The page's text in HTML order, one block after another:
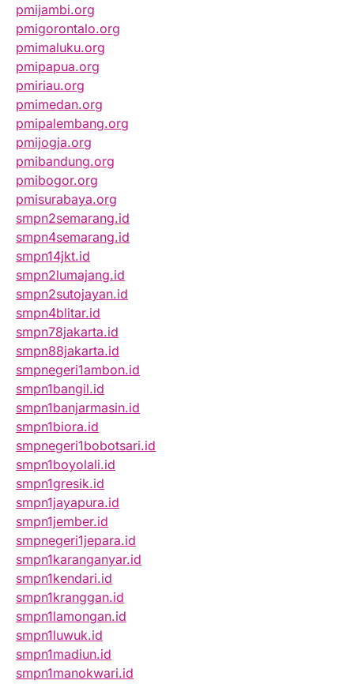
pmijambi.org
pmigorontalo.org
pmimaluku.org
pmipapua.org
pmiriau.org
pmimedan.org
pmipalembang.org
pmijogja.org
pmibandung.org
pmibogor.org
pmisurabaya.org
smpn2semarang.id
smpn4semarang.id
smpn14jkt.id
smpn2lumajang.id
smpn2sutojayan.id
smpn4blitar.id
smpn78jakarta.id
smpn88jakarta.id
smpnegeri1ambon.id
smpn1bangil.id
smpn1banjarmasin.id
smpn1biora.id
smpnegeri1bobotsari.id
smpn1boyolali.id
smpn1gresik.id
smpn1jayapura.id
smpn1jember.id
smpnegeri1jepara.id
smpn1karanganyar.id
smpn1kendari.id
smpn1kranggan.id
smpn1lamongan.id
smpn1luwuk.id
smpn1madiun.id
smpn1manokwari.id